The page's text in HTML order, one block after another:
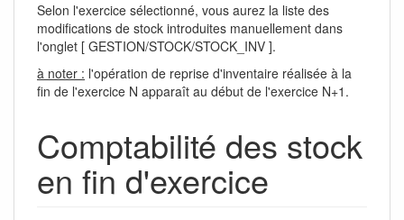
Selon l'exercice sélectionné, vous aurez la liste des
modifications de stock introduites manuellement dans
l'onglet [ GESTION/STOCK/STOCK_INV ].
à noter : l'opération de reprise d'inventaire réalisée à la
fin de l'exercice N apparaît au début de l'exercice N+1.
Comptabilité des stock
en fin d'exercice